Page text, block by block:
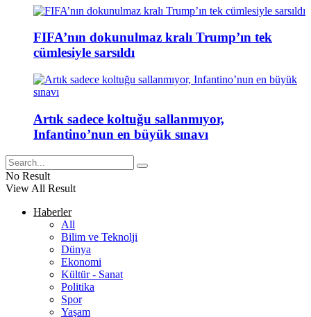
FIFA’nın dokunulmaz kralı Trump’ın tek
cümlesiyle sarsıldı
Artık sadece koltuğu sallanmıyor,
Infantino’nun en büyük sınavı
No Result
View All Result
Haberler
All
Bilim ve Teknolji
Dünya
Ekonomi
Kültür - Sanat
Politika
Spor
Yaşam